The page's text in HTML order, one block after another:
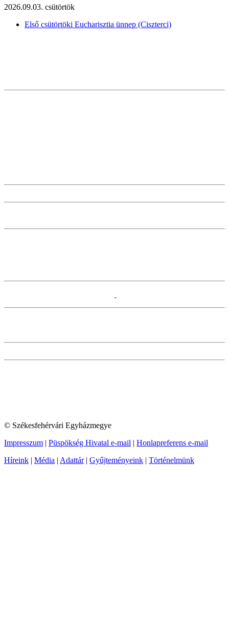
2026.09.03. csütörtök
Első csütörtöki Eucharisztia ünnep (Ciszterci)
© Székesfehérvári Egyházmegye
Impresszum | Püspökség Hivatal e-mail | Honlapreferens e-mail
Híreink | Média | Adattár| Gyűjteményeink | Történelmünk